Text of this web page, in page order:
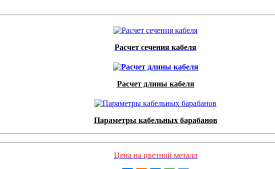
Расчет сечения кабеля
Расчет длины кабеля
Параметры кабельных барабанов
Цена на цветной металл